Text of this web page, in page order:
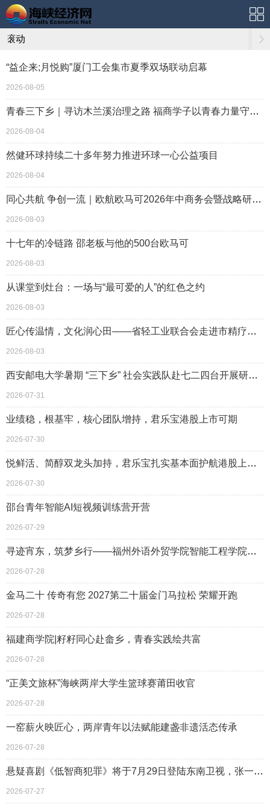
滚动
“益企来;月悦购”厦门工会集市夏季双场联动启幕
2026-08-05
青春三下乡｜寻访木兰溪治理之路 福商学子以青春力量守护海西碧水清流
2026-08-04
然健环球持续二十多年努力推进环球一心公益项目
2026-08-04
同心共航 争创一流｜欧航欧马可2026年中商务会暨战略研讨会圆满召开
2026-08-03
十七年的冷链路 邵老板与他的500台欧马可
2026-08-03
从课堂到灶台：一场与“最可爱的人”的红色之约
2026-08-03
匠心传温情，文化润心田——省轻工业联合会走进市精疗院开展爱心共建活动
2026-08-03
西安邮电大学暑期 “三下乡” 社会实践队赴七二四台开展研学及实践
2026-07-31
业绩稳，根基牢，核心团队增持，君乐宝港股上市可期
2026-07-30
悦鲜活、简醇双龙头加持，君乐宝扎实基本面护航港股上市之路
2026-07-30
邵台青年智能AI短视频训练营开营
2026-07-29
寻迹宵东，筑梦乡行——福州外语外贸学院智能工程学院云霄助童行
2026-07-28
金马二十 传奇有您 2027第二十届金门马拉松 荣耀开跑
2026-07-28
福建商学院|籽籽同心赴畲乡，青春实践绘共富
2026-07-28
“正美文旅杯”海峡两岸大学生篮球赛莆田收官
2026-07-28
一窑薪火映匠心，两岸青年以法赋能建盏非遗活态传承
2026-07-28
悬疑喜剧《低智商犯罪》将于7月29日登陆东南卫视，张一昂三江口＂擒贼＂引期待
2026-07-27